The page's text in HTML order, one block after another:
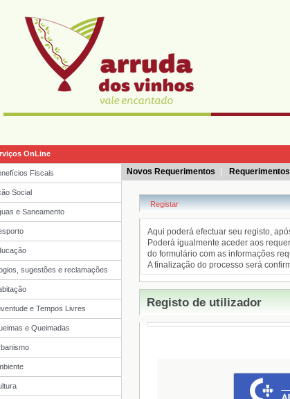
OnLine
Fiscais
Social
e Saneamento
sugestões e reclamações
e Tempos Livres
e Queimadas
Novos Requerimentos
Requerimentos